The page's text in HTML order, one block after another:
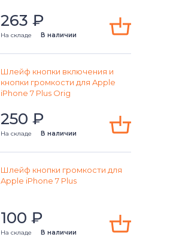
263 ₽
На складе В наличии
Шлейф кнопки включения и
кнопки громкости для Apple
iPhone 7 Plus Orig
250 ₽
На складе В наличии
Шлейф кнопки громкости для
Apple iPhone 7 Plus
100 ₽
На складе В наличии